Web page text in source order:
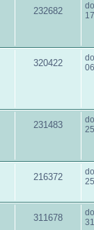
232682
320422
231483
216372
311678